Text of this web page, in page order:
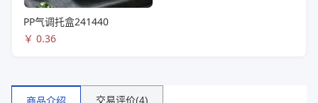
PP气调托盒241440
￥ 0.36
商品介绍 交易评价(4)